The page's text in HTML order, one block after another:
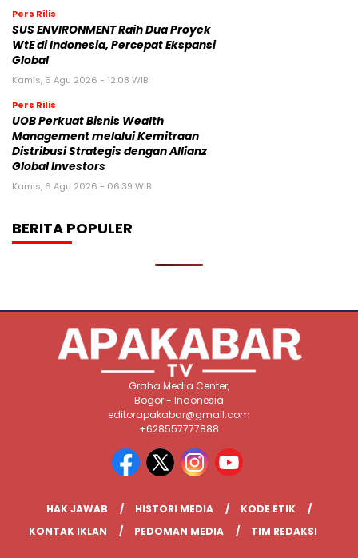
Pers Rilis
SUS ENVIRONMENT Raih Dua Proyek
WtE di Indonesia, Percepat Ekspansi
Global
Kamis, 6 Agu 2026 - 12:08 WIB
Pers Rilis
UOB Perkuat Bisnis Wealth
Management melalui Kemitraan
Distribusi Strategis dengan Allianz
Global Investors
Kamis, 6 Agu 2026 - 06:39 WIB
BERITA POPULER
Graha Media Center,
Bogor - Indonesia
editorapakabar@gmail.com
+628557777888
HAK JAWAB HISTORI MEDIA
KODE ETIK
KONTAK IKLAN
PEDOMAN MEDIA TIM REDAKSI